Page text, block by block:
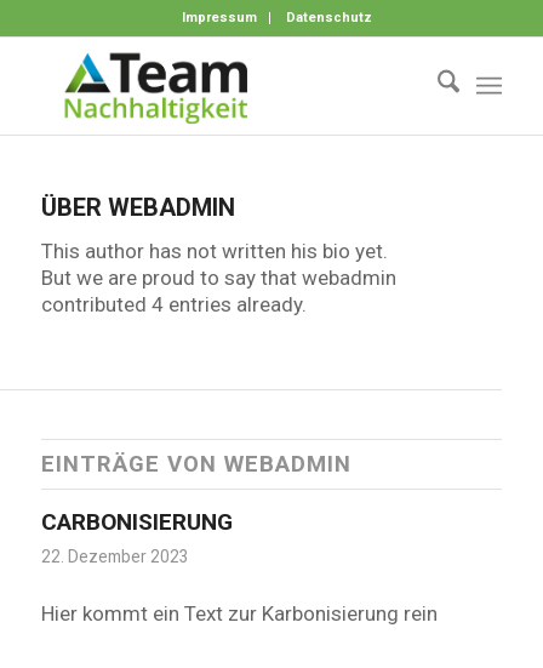
Impressum Datenschutz
ÜBER WEBADMIN
This author has not written his bio yet.
But we are proud to say that webadmin
contributed 4 entries already.
EINTRÄGE VON WEBADMIN
CARBONISIERUNG
22. Dezember 2023
Hier kommt ein Text zur Karbonisierung rein